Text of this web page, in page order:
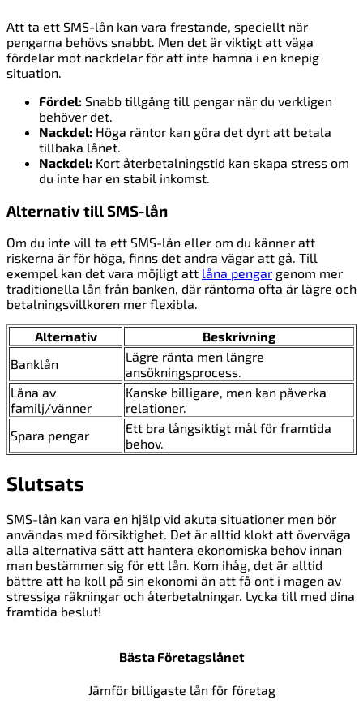
Att ta ett SMS-lån kan vara frestande, speciellt när
pengarna behövs snabbt. Men det är viktigt att väga
fördelar mot nackdelar för att inte hamna i en knepig
situation.
Fördel: Snabb tillgång till pengar när du verkligen
behöver det.
Nackdel: Höga räntor kan göra det dyrt att betala
tillbaka lånet.
Nackdel: Kort återbetalningstid kan skapa stress om
du inte har en stabil inkomst.
Alternativ till SMS-lån
Om du inte vill ta ett SMS-lån eller om du känner att
riskerna är för höga, finns det andra vägar att gå. Till
exempel kan det vara möjligt att låna pengar genom mer
traditionella lån från banken, där räntorna ofta är lägre och
betalningsvillkoren mer flexibla.
Alternativ
Beskrivning
Banklån
Lägre ränta men längre
ansökningsprocess.
Låna av
familj/vänner
Kanske billigare, men kan påverka
relationer.
Spara pengar
Ett bra långsiktigt mål för framtida
behov.
Slutsats
SMS-lån kan vara en hjälp vid akuta situationer men bör
användas med försiktighet. Det är alltid klokt att överväga
alla alternativa sätt att hantera ekonomiska behov innan
man bestämmer sig för ett lån. Kom ihåg, det är alltid
bättre att ha koll på sin ekonomi än att få ont i magen av
stressiga räkningar och återbetalningar. Lycka till med dina
framtida beslut!
Bästa Företagslånet
Jämför billigaste lån för företag